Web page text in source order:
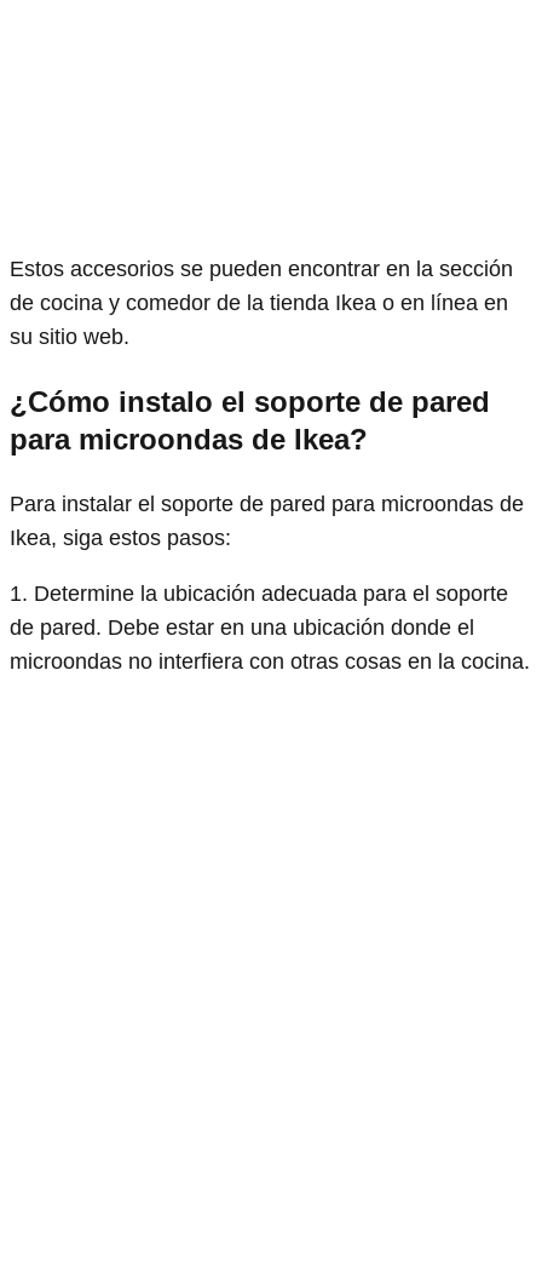
Estos accesorios se pueden encontrar en la sección
de cocina y comedor de la tienda Ikea o en línea en
su sitio web.
¿Cómo instalo el soporte de pared
para microondas de Ikea?
Para instalar el soporte de pared para microondas de
Ikea, siga estos pasos:
1. Determine la ubicación adecuada para el soporte
de pared. Debe estar en una ubicación donde el
microondas no interfiera con otras cosas en la cocina.